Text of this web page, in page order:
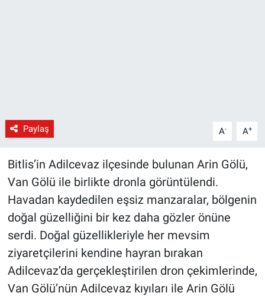
Paylaş A- A+
Bitlis’in Adilcevaz ilçesinde bulunan Arin Gölü,
Van Gölü ile birlikte dronla görüntülendi.
Havadan kaydedilen eşsiz manzaralar, bölgenin
doğal güzelliğini bir kez daha gözler önüne
serdi. Doğal güzellikleriyle her mevsim
ziyaretçilerini kendine hayran bırakan
Adilcevaz’da gerçekleştirilen dron çekimlerinde,
Van Gölü’nün Adilcevaz kıyıları ile Arin Gölü
Yerel